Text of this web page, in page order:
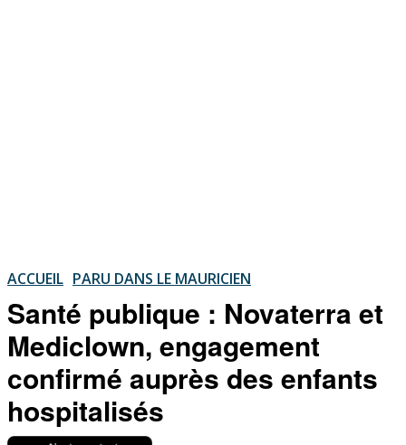
ACCUEIL PARU DANS LE MAURICIEN
Santé publique : Novaterra et
Mediclown, engagement
confirmé auprès des enfants
hospitalisés